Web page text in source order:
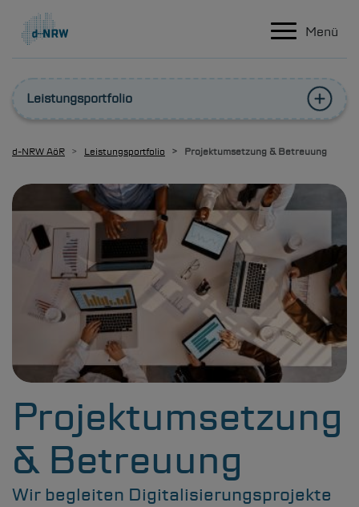
Direkt zum Inhalt
Menü
Hauptnavigation
Leistungsportfolio
d-NRWAöR Leistungsportfolio Projektumsetzung & Betreuung
Projektumsetzung
& Betreuung
Wir begleiten Digitalisierungsprojekte